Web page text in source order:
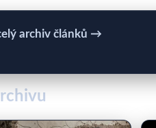
archiv článků →